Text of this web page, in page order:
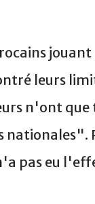
jouant
leurs
n'ont que
nationales".
pas eu